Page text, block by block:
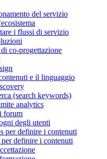
del servizio
i flussi di servizio
co-progettazione
e il linguaggio
(search keywords)
analytics
forum
degli utenti
per definire i contenuti
definire i contenuti